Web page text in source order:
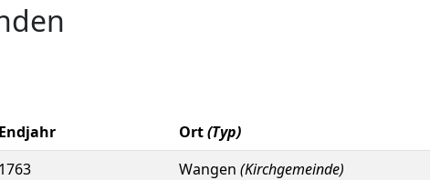
Endjahr Ort(Typ)
1763 Wangen (Kirchgemeinde)